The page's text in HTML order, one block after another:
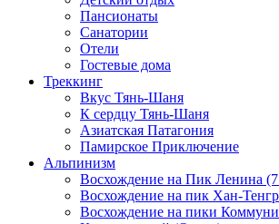
Пансионаты
Санатории
Отели
Гостевые дома
Треккинг
Вкус Тянь-Шаня
К сердцу Тянь-Шаня
Азиатская Патагония
Памирское Приключение
Альпинизм
Восхождение на Пик Ленина
Восхождение на пик Хан-
Восхождение на пики